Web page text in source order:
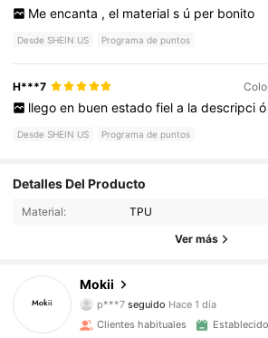
Me encanta , el material s ú per bonito
Desde SHEIN US Programa de puntos
H***7
llego en buen estado fiel a la descripci ó
Desde SHEIN US Programa de puntos
Detalles Del Producto
Material: TPU
Ver más
Mokii
4.90 2.5K Seguidores
2.5K Seguidores
p***7
4.90
2.5K Seguidores
Clientes habituales